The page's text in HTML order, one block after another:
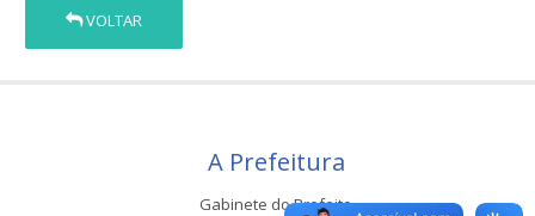
VOLTAR
A Prefeitura
Gabinete do Prefeito